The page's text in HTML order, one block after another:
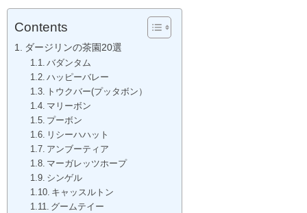
Contents
ダージリンの茶園20選
バダンタム
ハッピーバレー
トウクバー(プッタボン）
マリーボン
プーボン
リシーハハット
アンブーティア
マーガレッツホープ
シンゲル
キャッスルトン
グームテイー